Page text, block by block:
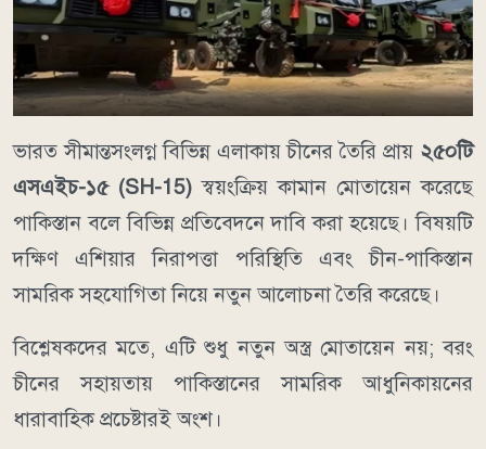
ভারত সীমান্তসংলগ্ন বিভিন্ন এলাকায় চীনের তৈরি প্রায় ২৫০টি
এসএইচ-১৫ (SH-15) স্বয়ংক্রিয় কামান মোতায়েন করেছে
পাকিস্তান বলে বিভিন্ন প্রতিবেদনে দাবি করা হয়েছে। বিষয়টি
দক্ষিণ এশিয়ার নিরাপত্তা পরিস্থিতি এবং চীন-পাকিস্তান
সামরিক সহযোগিতা নিয়ে নতুন আলোচনা তৈরি করেছে।
বিশ্লেষকদের মতে, এটি শুধু নতুন অস্ত্র মোতায়েন নয়; বরং
চীনের সহায়তায় পাকিস্তানের সামরিক আধুনিকায়নের
ধারাবাহিক প্রচেষ্টারই অংশ।